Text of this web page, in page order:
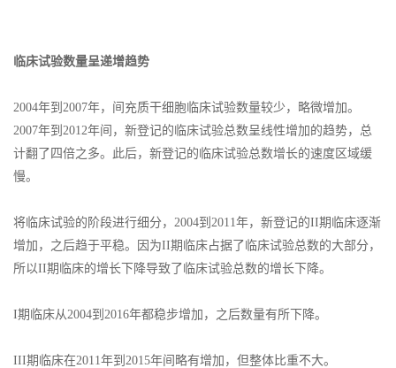
临床试验数量呈递增趋势
2004年到2007年，间充质干细胞临床试验数量较少，略微增加。
2007年到2012年间，新登记的临床试验总数呈线性增加的趋势，总
计翻了四倍之多。此后，新登记的临床试验总数增长的速度区域缓
慢。
将临床试验的阶段进行细分，2004到2011年，新登记的II期临床逐渐
增加，之后趋于平稳。因为II期临床占据了临床试验总数的大部分，
所以II期临床的增长下降导致了临床试验总数的增长下降。
I期临床从2004到2016年都稳步增加，之后数量有所下降。
III期临床在2011年到2015年间略有增加，但整体比重不大。